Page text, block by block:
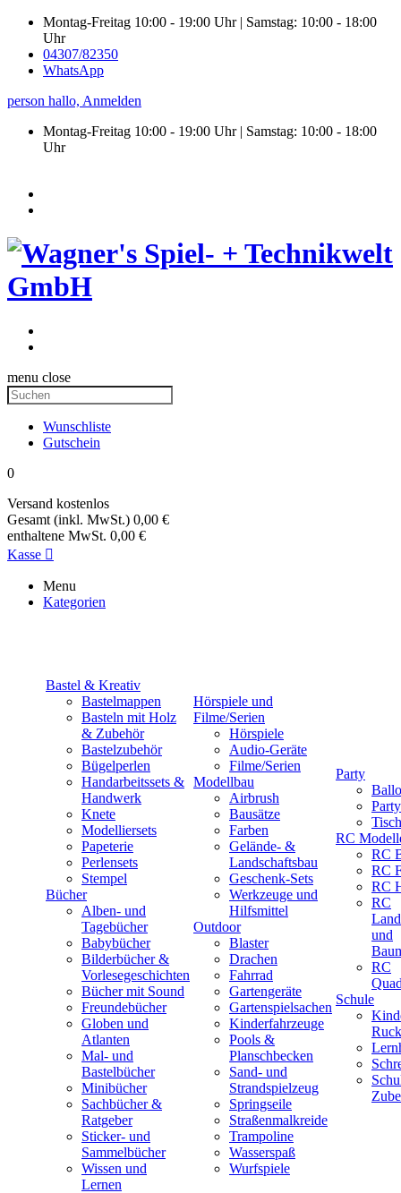
Montag-Freitag 10:00 - 19:00 Uhr | Samstag: 10:00 - 18:00
Uhr
04307/82350
WhatsApp
person hallo, Anmelden
Montag-Freitag 10:00 - 19:00 Uhr | Samstag: 10:00 - 18:00
Uhr
menu close
Wunschliste
Gutschein
0
Versand kostenlos
Gesamt (inkl. MwSt.) 0,00 €
enthaltene MwSt. 0,00 €
Kasse 
Menu
Kategorien
Bastel & Kreativ
Bastelmappen
Basteln mit Holz
& Zubehör
Bastelzubehör
Bügelperlen
Handarbeitssets &
Handwerk
Knete
Modelliersets
Papeterie
Perlensets
Stempel
Bücher
Alben- und
Tagebücher
Babybücher
Bilderbücher &
Vorlesegeschichten
Bücher mit Sound
Freundebücher
Globen und
Atlanten
Mal- und
Bastelbücher
Minibücher
Sachbücher &
Ratgeber
Sticker- und
Sammelbücher
Wissen und
Lernen
Hörspiele und
Filme/Serien
Hörspiele
Audio-Geräte
Filme/Serien
Modellbau
Airbrush
Bausätze
Farben
Gelände- &
Landschaftsbau
Geschenk-Sets
Werkzeuge und
Hilfsmittel
Outdoor
Blaster
Drachen
Fahrrad
Gartengeräte
Gartenspielsachen
Kinderfahrzeuge
Pools &
Planschbecken
Sand- und
Strandspielzeug
Springseile
Straßenmalkreide
Trampoline
Wasserspaß
Wurfspiele
Party
RC
RC
RC
RC
RC
und
RC
Schule